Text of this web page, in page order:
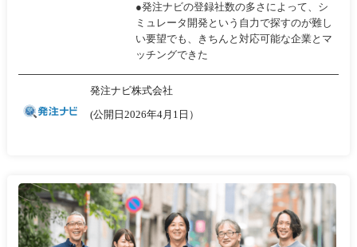
●発注ナビの登録社数の多さによって、シ
ミュレータ開発という自力で探すのが難し
い要望でも、きちんと対応可能な企業とマ
ッチングできた
発注ナビ株式会社
(公開日2026年4月1日）